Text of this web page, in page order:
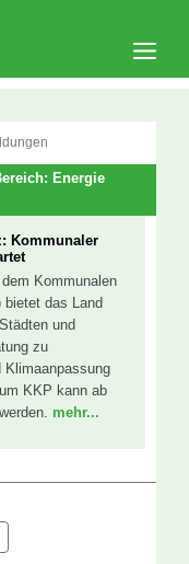
Energie
Kommunaler
Kommunalen
bietet das Land
und
zu
Klimaanpassung
KKP kann ab
mehr...